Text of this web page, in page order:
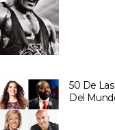
50 De
Del